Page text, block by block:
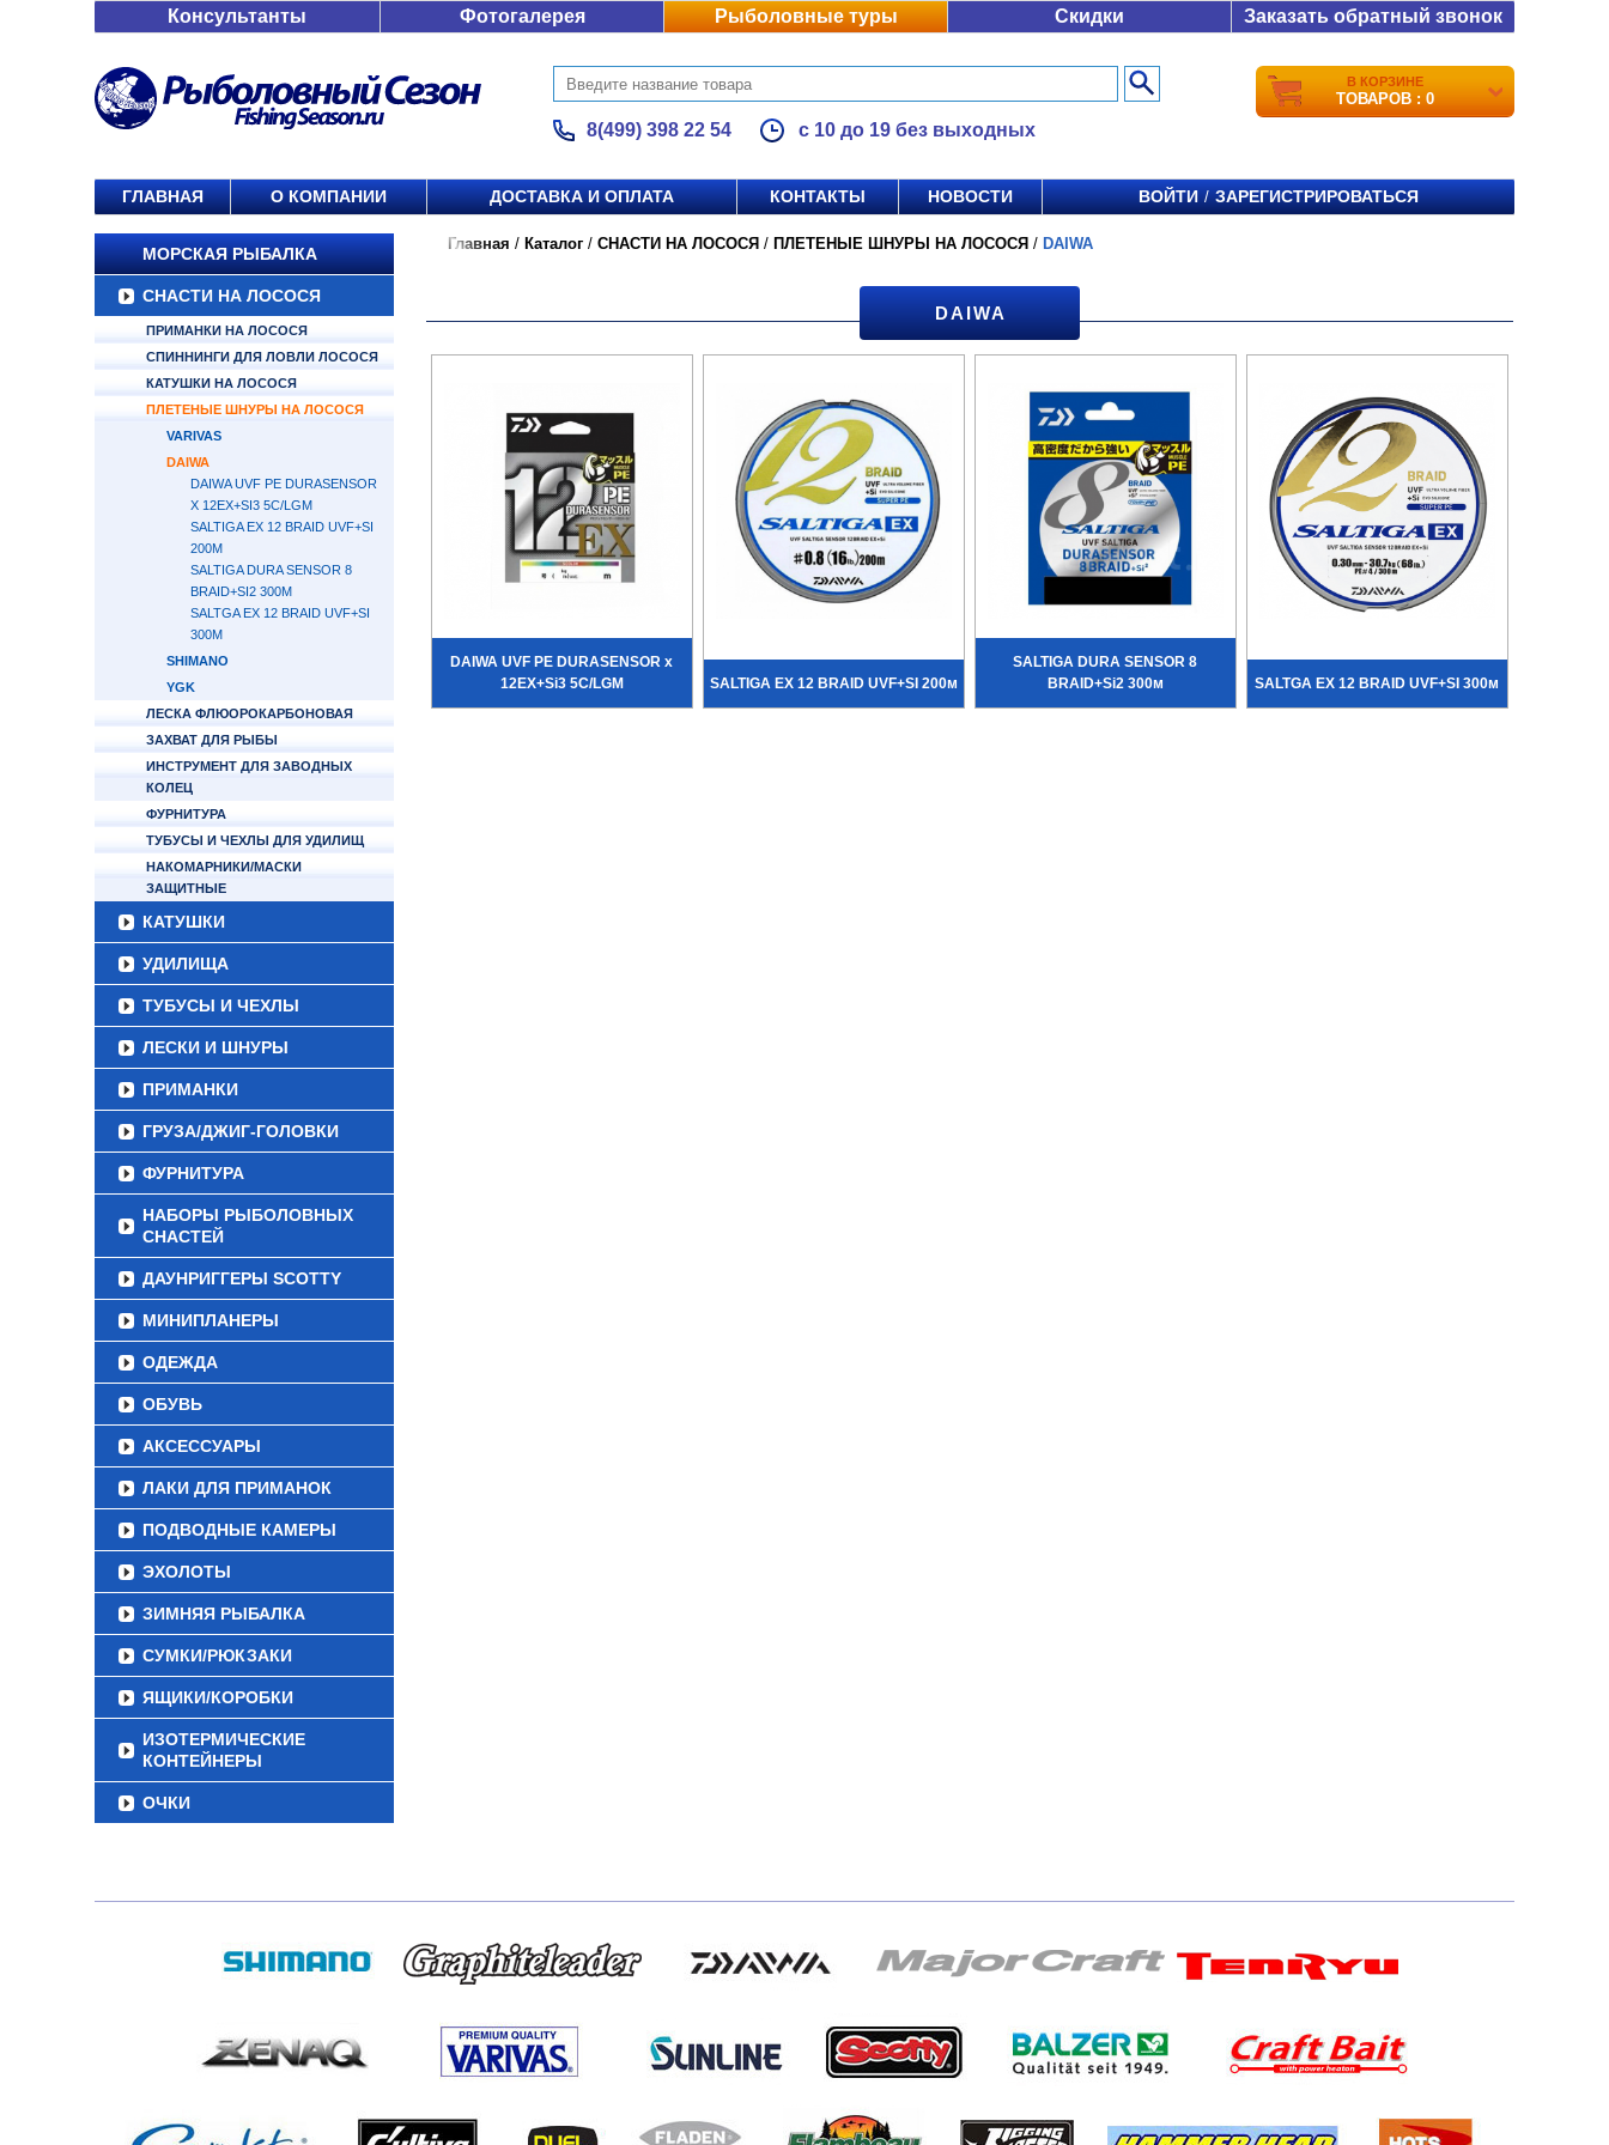
Консультанты Фотогалерея Рыболовные туры Скидки Заказать обратный звонок
8(499) 398 22 54 с 10 до 19 без выходных
В КОРЗИНЕ
ТОВАРОВ : 0
ГЛАВНАЯ О КОМПАНИИ ДОСТАВКА И ОПЛАТА КОНТАКТЫ НОВОСТИ ВОЙТИ / ЗАРЕГИСТРИРОВАТЬСЯ
МОРСКАЯ РЫБАЛКА
СНАСТИ НА ЛОСОСЯ
ПРИМАНКИ НА ЛОСОСЯ
СПИННИНГИ ДЛЯ ЛОВЛИ ЛОСОСЯ
КАТУШКИ НА ЛОСОСЯ
ПЛЕТЕНЫЕ ШНУРЫ НА ЛОСОСЯ
VARIVAS
DAIWA
DAIWA UVF PE DURASENSOR
X 12EX+SI3 5C/LGM
SALTIGA EX 12 BRAID UVF+SI
200М
SALTIGA DURA SENSOR 8
BRAID+SI2 300М
SALTGA EX 12 BRAID UVF+SI
300М
SHIMANO
YGK
ЛЕСКА ФЛЮОРОКАРБОНОВАЯ
ЗАХВАТ ДЛЯ РЫБЫ
ИНСТРУМЕНТ ДЛЯ ЗАВОДНЫХ
КОЛЕЦ
ФУРНИТУРА
ТУБУСЫ И ЧЕХЛЫ ДЛЯ УДИЛИЩ
НАКОМАРНИКИ/МАСКИ
ЗАЩИТНЫЕ
КАТУШКИ
УДИЛИЩА
ТУБУСЫ И ЧЕХЛЫ
ЛЕСКИ И ШНУРЫ
ПРИМАНКИ
ГРУЗА/ДЖИГ-ГОЛОВКИ
ФУРНИТУРА
НАБОРЫ РЫБОЛОВНЫХ
СНАСТЕЙ
ДАУНРИГГЕРЫ SCOTTY
МИНИПЛАНЕРЫ
ОДЕЖДА
ОБУВЬ
АКСЕССУАРЫ
ЛАКИ ДЛЯ ПРИМАНОК
ПОДВОДНЫЕ КАМЕРЫ
ЭХОЛОТЫ
ЗИМНЯЯ РЫБАЛКА
СУМКИ/РЮКЗАКИ
ЯЩИКИ/КОРОБКИ
ИЗОТЕРМИЧЕСКИЕ
КОНТЕЙНЕРЫ
ОЧКИ
Главная / Каталог / СНАСТИ НА ЛОСОСЯ / ПЛЕТЕНЫЕ ШНУРЫ НА ЛОСОСЯ / DAIWA
DAIWA
DAIWA UVF PE DURASENSOR x
12EX+Si3 5C/LGM
SALTIGA EX 12 BRAID UVF+SI 200м
SALTIGA DURA SENSOR 8
BRAID+Si2 300м
SALTGA EX 12 BRAID UVF+SI 300м